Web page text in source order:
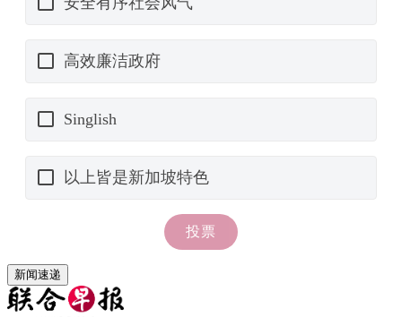
新闻速递